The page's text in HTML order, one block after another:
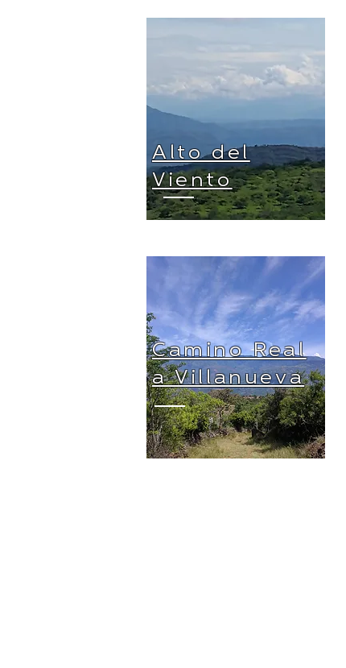
Alto del
Viento
Camino Real
a Villanueva